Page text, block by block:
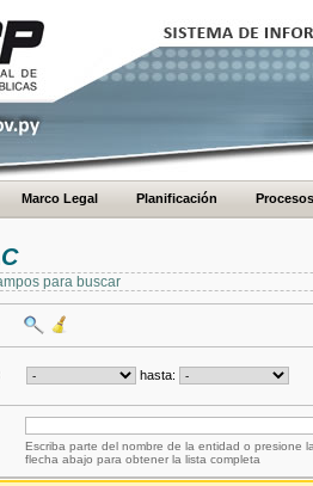
Marco Legal Planificación Procesos
para buscar
hasta:
Escriba parte del nombre de la entidad o presione
flecha abajo para obtener la lista completa